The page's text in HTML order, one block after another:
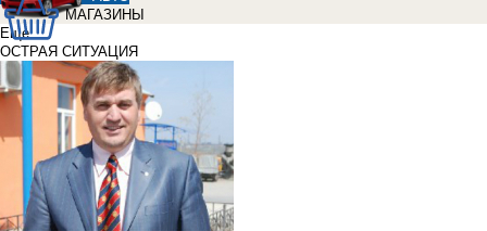
МАГАЗИНЫ
Еще
ОСТРАЯ СИТУАЦИЯ